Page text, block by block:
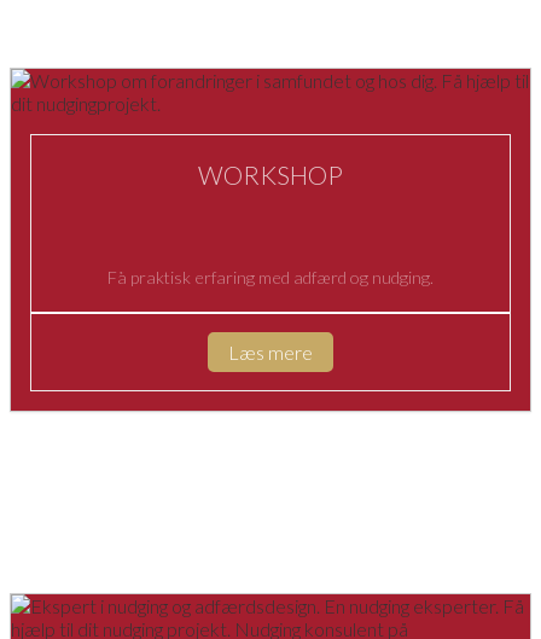
WORKSHOP
Få praktisk erfaring med adfærd og nudging.
Læs mere